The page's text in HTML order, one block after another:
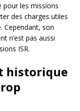
pour les missions
des charges utiles
Cependant, son
n’est pas aussi
ISR.
historique